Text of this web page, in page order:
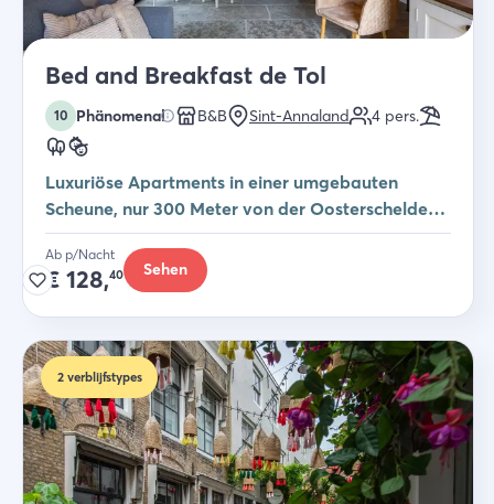
Bed and Breakfast de Tol
10 Phänomenal B&B Sint-Annaland 4 pers.
Luxuriöse Apartments in einer umgebauten
Scheune, nur 300 Meter von der Oosterschelde
entfernt
Ab p/Nacht
€ 128,40 Sehen
2 verblijfstypes